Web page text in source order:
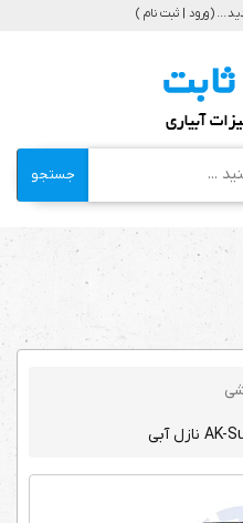
... (ورود | ثبت نام )
جستجو